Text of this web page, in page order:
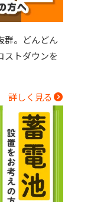
群。どんどん
ストダウンを
詳しく見る